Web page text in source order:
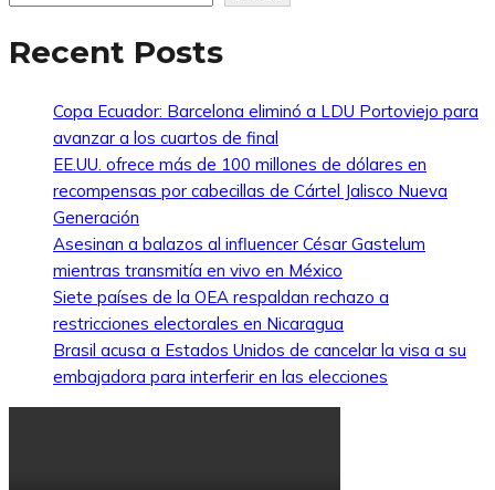
Recent Posts
Copa Ecuador: Barcelona eliminó a LDU Portoviejo para
avanzar a los cuartos de final
EE.UU. ofrece más de 100 millones de dólares en
recompensas por cabecillas de Cártel Jalisco Nueva
Generación
Asesinan a balazos al influencer César Gastelum
mientras transmitía en vivo en México
Siete países de la OEA respaldan rechazo a
restricciones electorales en Nicaragua
Brasil acusa a Estados Unidos de cancelar la visa a su
embajadora para interferir en las elecciones